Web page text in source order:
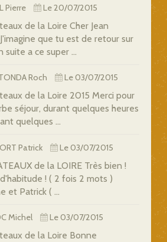
Pierre Le 20/07/2015
de la Loire Cher Jean
que tu est de retour sur
suite a ce super ...
Roch Le 03/07/2015
de la Loire 2015 Merci pour
séjour, durant quelques heures
quelques ...
Patrick Le 03/07/2015
de la LOIRE Très bien !
! ( 2 fois 2 mots )
et Patrick ( ...
Michel Le 03/07/2015
de la Loire Bonne